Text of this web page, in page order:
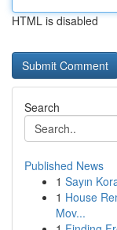
HTML is disabled
Search
Published News
1 Sayın
1 House
Mov...